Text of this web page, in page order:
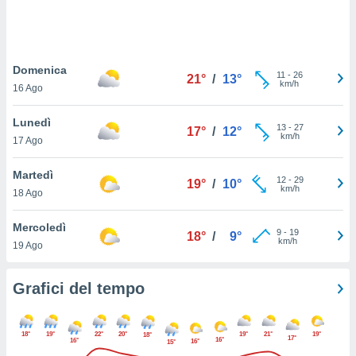
In
ti
per
nel
utilizzati
o
potrai
Domenica
16 Ago
21° / 13° 11 - 26
km/h
Lunedì
17 Ago
17° / 12° 13- 27
km/h
Martedì
18 Ago
19° / 10° 12- 29
km/h
Mercoledì
19 Ago
18° / 9° 9- 19
km/h
Grafici del tempo
18°
19°
16°
22° 20°
18°
15°
16° 16°
19° 21°
17°
19°